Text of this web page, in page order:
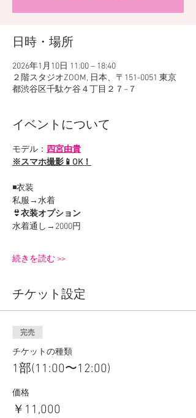
日時・場所
2026年1月10日 11:00 – 18:40
２階スタジオZOOM, 日本、〒151-0051 東京
都渋谷区千駄ケ谷４丁目２７−７
イベントについて
モデル： 四宮由貴
※スマホ撮影📱OK！
◾️衣装
私服→水着
👙衣装オプション
水着通し→2000円
続きを読む >>
チケット設定
完売
チケットの種類
1部(11:00〜12:00)
価格
￥11,000